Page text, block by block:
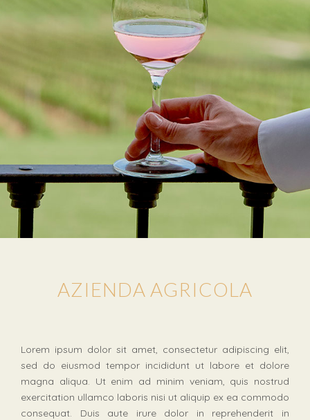
AZIENDA AGRICOLA
Lorem ipsum dolor sit amet, consectetur adipiscing elit,
sed do eiusmod tempor incididunt ut labore et dolore
magna aliqua. Ut enim ad minim veniam, quis nostrud
exercitation ullamco laboris nisi ut aliquip ex ea commodo
consequat. Duis aute irure dolor in reprehenderit in